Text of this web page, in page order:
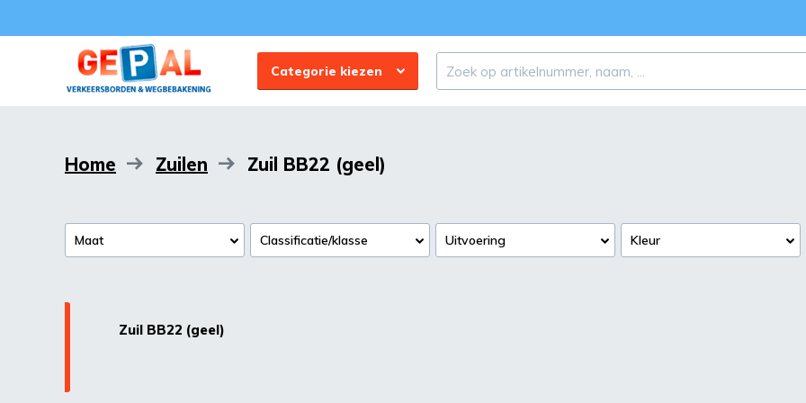
Categorie kiezen
Home Zuilen Zuil BB22 (geel)
Maat Classificatie/klasse Uitvoering Kleur
Zuil BB22 (geel)